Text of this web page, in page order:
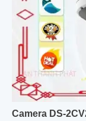
Camera DS-